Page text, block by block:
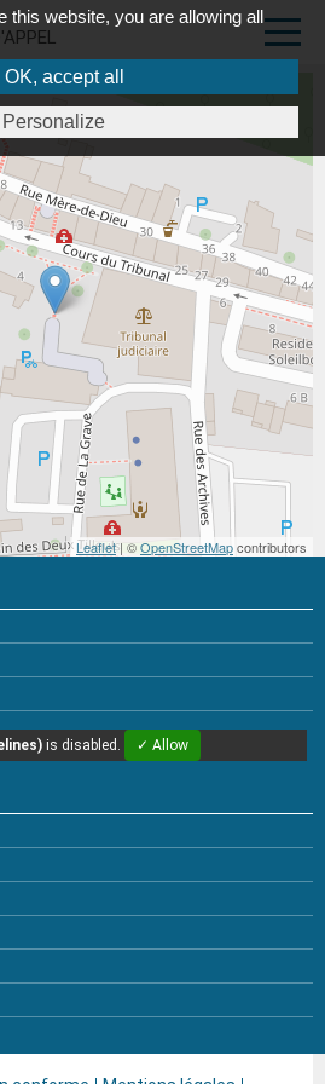
Leaflet| ©OpenStreetMapcontributors
is disabled. ✓ Allow
this website, you are allowing all
accept all
Personalize